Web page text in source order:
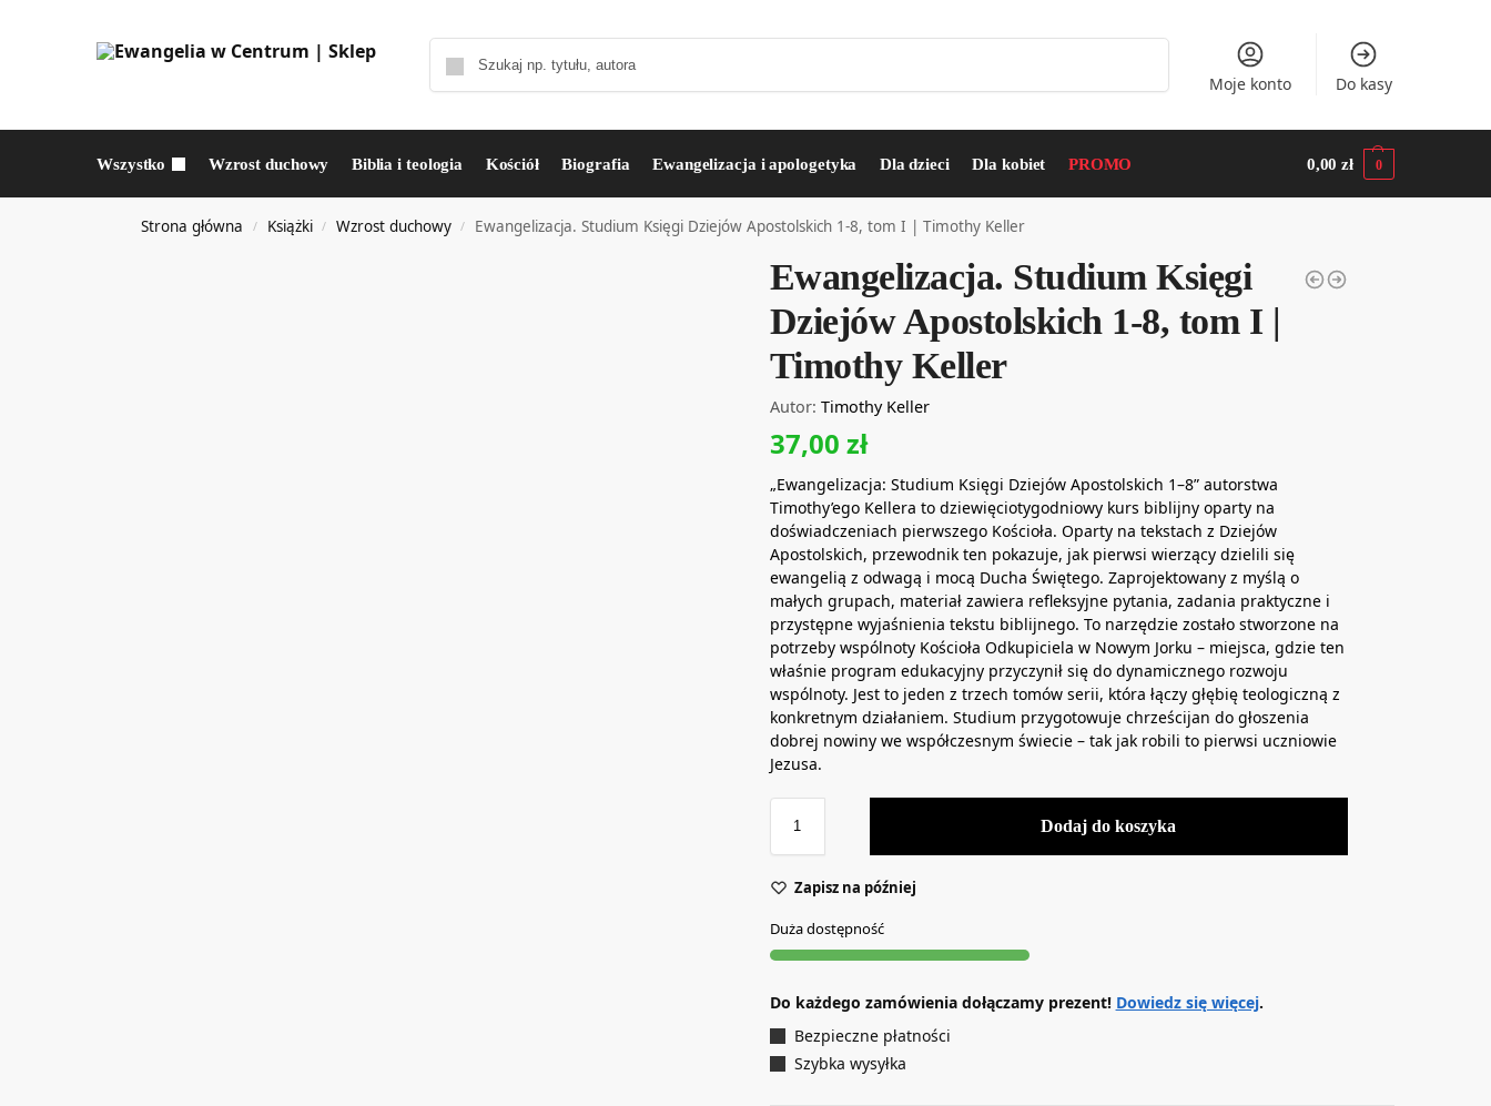
Moje konto Do kasy
Wszystko Wzrost duchowy Biblia i teologia Kościół Biografia Ewangelizacja i apologetyka Dla dzieci Dla kobiet PROMO 0,00zł 0
Strona główna / Książki / Wzrost duchowy / Ewangelizacja. Studium Księgi Dziejów Apostolskich 1-8, tom I | Timothy Keller
Ewangelizacja. Studium Księgi
Dziejów Apostolskich 1-8, tom I |
Timothy Keller
Autor: Timothy Keller
37,00 zł
„Ewangelizacja: Studium Księgi Dziejów Apostolskich 1–8” autorstwa
Timothy’ego Kellera to dziewięciotygodniowy kurs biblijny oparty na
doświadczeniach pierwszego Kościoła. Oparty na tekstach z Dziejów
Apostolskich, przewodnik ten pokazuje, jak pierwsi wierzący dzielili się
ewangelią z odwagą i mocą Ducha Świętego. Zaprojektowany z myślą o
małych grupach, materiał zawiera refleksyjne pytania, zadania praktyczne i
przystępne wyjaśnienia tekstu biblijnego. To narzędzie zostało stworzone na
potrzeby wspólnoty Kościoła Odkupiciela w Nowym Jorku – miejsca, gdzie ten
właśnie program edukacyjny przyczynił się do dynamicznego rozwoju
wspólnoty. Jest to jeden z trzech tomów serii, która łączy głębię teologiczną z
konkretnym działaniem. Studium przygotowuje chrześcijan do głoszenia
dobrej nowiny we współczesnym świecie – tak jak robili to pierwsi uczniowie
Jezusa.
Dodaj do koszyka
Zapisz na później
Duża dostępność
Do każdego zamówienia dołączamy prezent! Dowiedz się więcej.
Bezpieczne płatności
Szybka wysyłka